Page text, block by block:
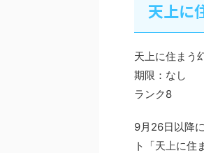
天上に
天上に住まう
期限：なし
ランク8
9月26日以降
ト「天上に住